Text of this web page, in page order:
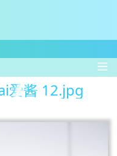
爱酱 12.jpg